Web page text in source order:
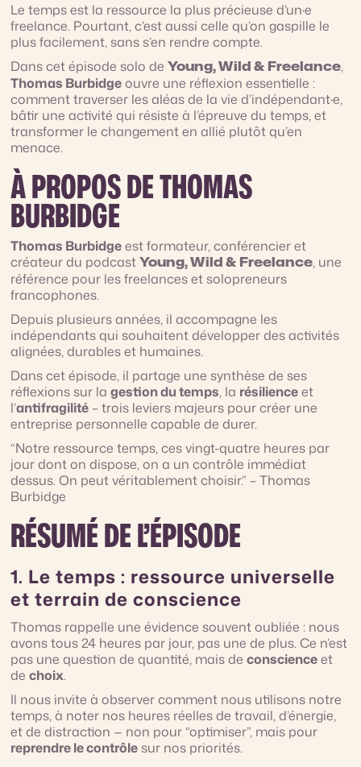
Le temps est la ressource la plus précieuse d’un·e
freelance. Pourtant, c’est aussi celle qu’on gaspille le
plus facilement, sans s’en rendre compte.
Dans cet épisode solo deYoung, Wild & Freelance,
Thomas Burbidgeouvre une réflexion essentielle :
comment traverser les aléas de la vie d’indépendant·e,
bâtir une activité qui résiste à l’épreuve du temps, et
transformer le changement en allié plutôt qu’en
menace.
À PROPOS DE THOMAS
BURBIDGE
Thomas Burbidgeest formateur, conférencier et
créateur du podcastYoung, Wild & Freelance, une
référence pour les freelances et solopreneurs
francophones.
Depuis plusieurs années, il accompagne les
indépendants qui souhaitent développer des activités
alignées, durables et humaines.
Dans cet épisode, il partage une synthèse de ses
réflexions sur lagestion du temps, la résilienceet
l’antifragilité – trois leviers majeurs pour créer une
entreprise personnelle capable de durer.
“Notre ressource temps, ces vingt-quatre heures par
jour dont on dispose, on a un contrôle immédiat
dessus. On peut véritablement choisir.” – Thomas
Burbidge
RÉSUMÉ DE L’ÉPISODE
1. Le temps : ressource universelle
et terrain de conscience
Thomas rappelle une évidence souvent oubliée : nous
avons tous 24 heures par jour, pas une de plus. Ce n’est
pas une question de quantité, mais deconscienceet
dechoix.
Il nous invite à observer comment nous utilisons notre
temps, à noter nos heures réelles de travail, d’énergie,
et de distraction — non pour “optimiser”, mais pour
reprendre le contrôle sur nos priorités.